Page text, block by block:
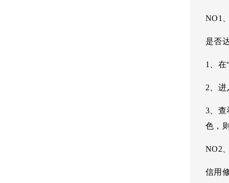
NO1
是否
1、
2、
3、查
色，
NO2
信用